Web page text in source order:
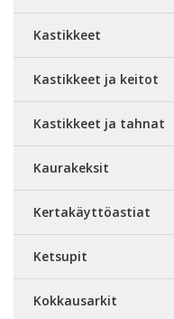
Kastikkeet
Kastikkeet ja keitot
Kastikkeet ja tahnat
Kaurakeksit
Kertakäyttöastiat
Ketsupit
Kokkausarkit